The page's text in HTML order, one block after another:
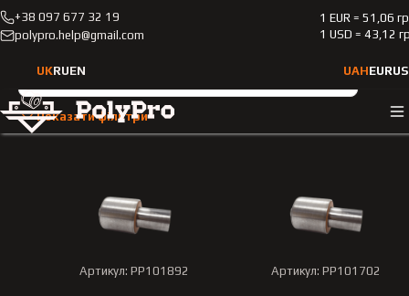
+38 097 677 32 19
polypro.help@gmail.com
1 EUR = 51,06
1 USD = 43,12
UKRUEN UAHEUR
Каталог Сайлентблок із зовнішньою обоймою
Сайлентблок із
Тип транспортного засобу
Марка автомобіля
Оберіть марку
Показати фільтри
Артикул: PP101892 Артикул: PP101702